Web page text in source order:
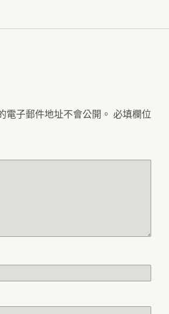
電子郵件地址不會公開。 必填欄位